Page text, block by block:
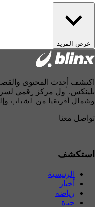
عرض المزيد
اكتشف أحدث المحتوى
بلينكس. أول مركز رقمي
وشمال أفريقيا من الشباب
تواصل معنا
استكشف
الرئيسية
أخبار
رياضة
حياة